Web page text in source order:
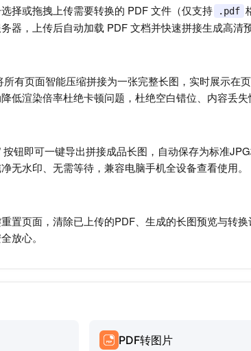
择或拖拽上传需要转换的 PDF 文件（仅支持 .pdf
器，上传后自动加载 PDF 文档并快速拼接生成高清预
有页面智能压缩拼接为一张完整长图，实时展示在
低渲染倍率杜绝卡顿问题，杜绝空白错位、内容丢
钮即可一键导出拼接成品长图，自动保存为标准
无水印、无需等待，兼容电脑手机全设备查看使用。
置页面，清除已上传的PDF、生成的长图预览与转
放心。
PDF转图片